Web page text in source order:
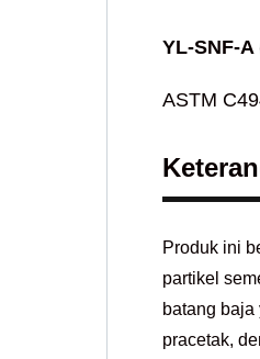
YL-SNF-A
ASTM
Produk ini
partikel
batang
pracetak,